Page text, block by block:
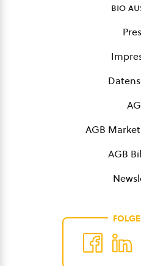
bio
AGB
AGB